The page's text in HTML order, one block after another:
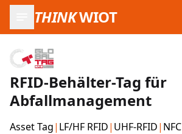
THINKWIOT
RFID-Behälter-Tag für
Abfallmanagement
Asset Tag| LF/HF RFID| UHF-RFID| NFC